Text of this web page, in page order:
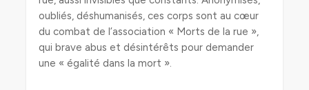
oubliés, déshumanisés, ces corps sont au cœur
du combat de l’association « Morts de la rue »,
qui brave abus et désintérêts pour demander
une « égalité dans la mort ».